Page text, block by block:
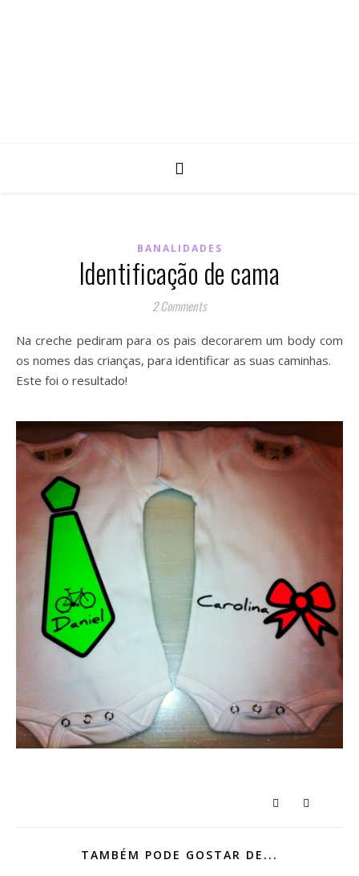
BANALIDADES
Identificação de cama
2 Comments
Na creche pediram para os pais decorarem um body com
os nomes das crianças, para identificar as suas caminhas.
Este foi o resultado!
TAMBÉM PODE GOSTAR DE...